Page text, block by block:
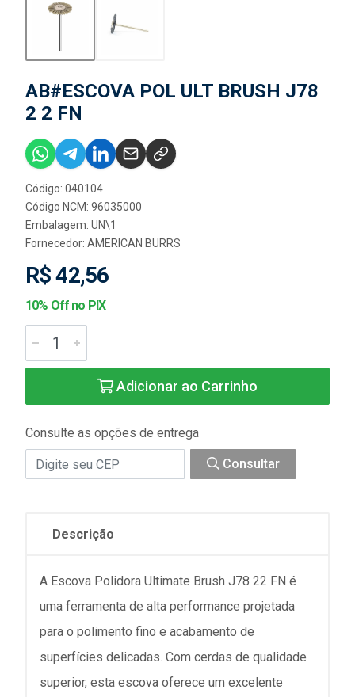
AB#ESCOVA POL ULT BRUSH J78
2 2 FN
Código: 040104
Código NCM: 96035000
Embalagem: UN\1
Fornecedor: AMERICAN BURRS
R$ 42,56
10% Off no PIX
Adicionar ao Carrinho
Consulte as opções de entrega
Consultar
Descrição
A Escova Polidora Ultimate Brush J78 22 FN é
uma ferramenta de alta performance projetada
para o polimento fino e acabamento de
superfícies delicadas. Com cerdas de qualidade
superior, esta escova oferece um excelente